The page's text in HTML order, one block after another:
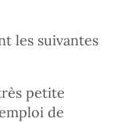
les suivantes
petite
de